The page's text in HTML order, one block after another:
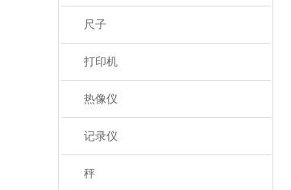
尺子
打印机
热像仪
记录仪
秤